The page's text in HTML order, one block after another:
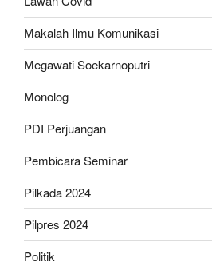
Makalah Ilmu Komunikasi
Megawati Soekarnoputri
Monolog
PDI Perjuangan
Pembicara Seminar
Pilkada 2024
Pilpres 2024
Politik